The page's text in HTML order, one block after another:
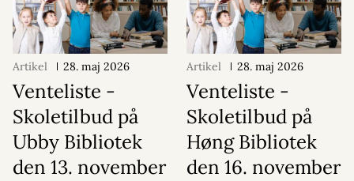
Artikel 28. maj 2026
Venteliste -
Skoletilbud på
Ubby Bibliotek
den 13. november
Artikel 28. maj 2026
Venteliste -
Skoletilbud på
Høng Bibliotek
den 16. november